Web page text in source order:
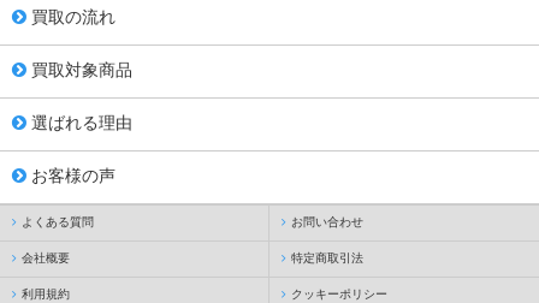
買取の流れ
買取対象商品
選ばれる理由
お客様の声
よくある質問 お問い合わせ
会社概要 特定商取引法
利用規約 クッキーポリシー